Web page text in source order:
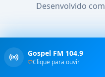
Desenvolvido com
Gospel FM 104.9
Clique para ouvir